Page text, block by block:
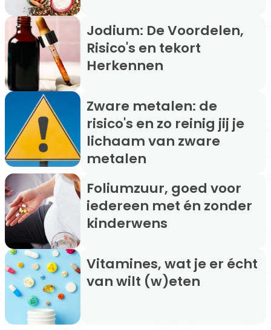
Jodium: De Voordelen,
Risico's en tekort
Herkennen
Zware metalen: de
risico's en zo reinig jij je
lichaam van zware
metalen
Foliumzuur, goed voor
iedereen met én zonder
kinderwens
Vitamines, wat je er écht
van wilt (w)eten